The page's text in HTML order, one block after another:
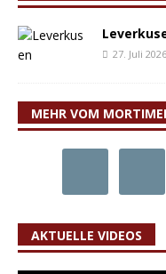
27. Juli 2026
MEHR VOM
AKTUELLE VIDEOS